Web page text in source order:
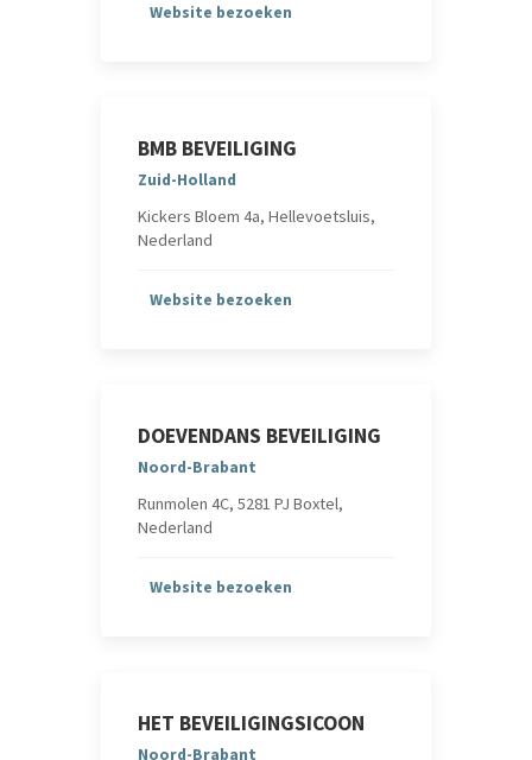
Website bezoeken
BMB BEVEILIGING
Zuid-Holland
Kickers Bloem 4a, Hellevoetsluis,
Nederland
Website bezoeken
DOEVENDANS BEVEILIGING
Noord-Brabant
Runmolen 4C, 5281 PJ Boxtel,
Nederland
Website bezoeken
HET BEVEILIGINGSICOON
Noord-Brabant